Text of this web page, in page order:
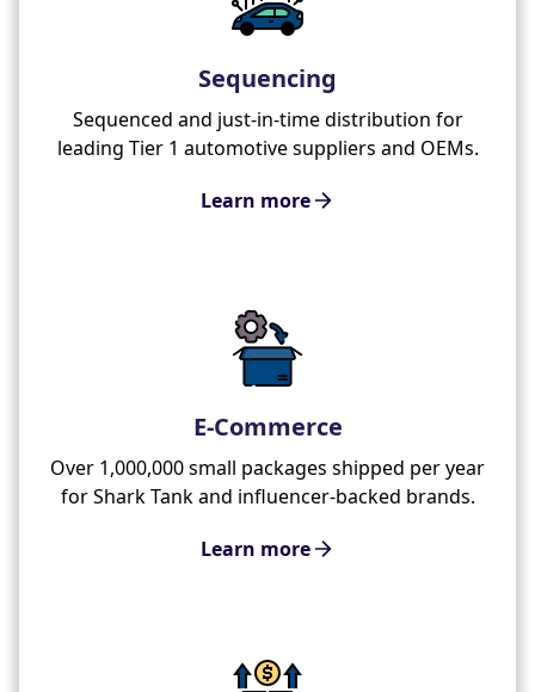
Sequencing
Sequenced and just-in-time distribution for
leading Tier 1 automotive suppliers and OEMs.
Learn more
E-Commerce
Over 1,000,000 small packages shipped per year
for Shark Tank and influencer-backed brands.
Learn more